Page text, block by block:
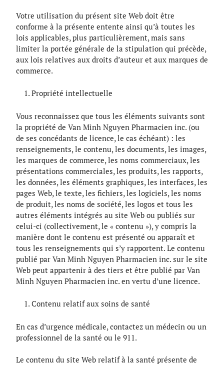
Votre utilisation du présent site Web doit être
conforme à la présente entente ainsi qu’à toutes les
lois applicables, plus particulièrement, mais sans
limiter la portée générale de la stipulation qui précède,
aux lois relatives aux droits d’auteur et aux marques de
commerce.
Propriété intellectuelle
Vous reconnaissez que tous les éléments suivants sont
la propriété de Van Minh Nguyen Pharmacien inc. (ou
de ses concédants de licence, le cas échéant) : les
renseignements, le contenu, les documents, les images,
les marques de commerce, les noms commerciaux, les
présentations commerciales, les produits, les rapports,
les données, les éléments graphiques, les interfaces, les
pages Web, le texte, les fichiers, les logiciels, les noms
de produit, les noms de société, les logos et tous les
autres éléments intégrés au site Web ou publiés sur
celui-ci (collectivement, le « contenu »), y compris la
manière dont le contenu est présenté ou apparaît et
tous les renseignements qui s’y rapportent. Le contenu
publié par Van Minh Nguyen Pharmacien inc. sur le site
Web peut appartenir à des tiers et être publié par Van
Minh Nguyen Pharmacien inc. en vertu d’une licence.
Contenu relatif aux soins de santé
En cas d’urgence médicale, contactez un médecin ou un
professionnel de la santé ou le 911.
Le contenu du site Web relatif à la santé présente de